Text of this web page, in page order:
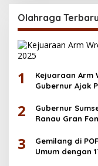
Olahraga Terbaru
1
Kejuaraan Arm
Gubernur Ajak
2
Gubernur
Ranau Gran
3
Gemilang di
Umum dengan